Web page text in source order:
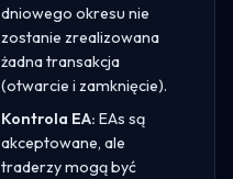
dniowego okresu nie
zostanie zrealizowana
żadna transakcja
(otwarcie i zamknięcie).
Kontrola EA: EAs są
akceptowane, ale
traderzy mogą być